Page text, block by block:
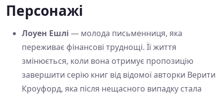
Персонажі
Лоуен Ешлі — молода письменниця, яка
переживає фінансові труднощі. Її життя
змінюється, коли вона отримує пропозицію
завершити серію книг від відомої авторки Верити
Кроуфорд, яка після нещасного випадку стала